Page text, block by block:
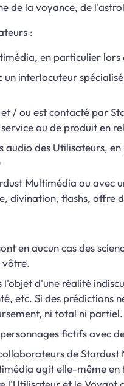
de la voyance, de
:
en particulier
interlocuteur
/ ou est contacté par
ou de produit en
des Utilisateurs,
Multimédia ou avec
divination, flashs, offre
en aucun cas des
vôtre.
d'une réalité
etc. Si des prédictions
ni total ni partiel.
fictifs avec
de
agit elle-même